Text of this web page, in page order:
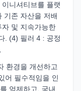
니셔티브를 플랫
기존 자산을 저배
및 지속가능한
. (4) 필러 4 : 공정
환경을 개선하고
어 필수적임을 인
억제하고, 국내